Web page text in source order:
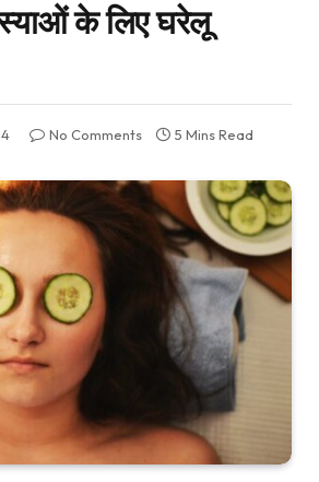
के लिए घरेलू
No Comments 5 Mins Read